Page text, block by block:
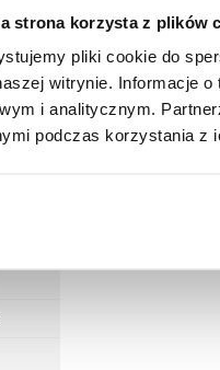
strona korzysta z plików
pliki cookie do
witrynie. Informacje
i analitycznym.
podczas korzystania z